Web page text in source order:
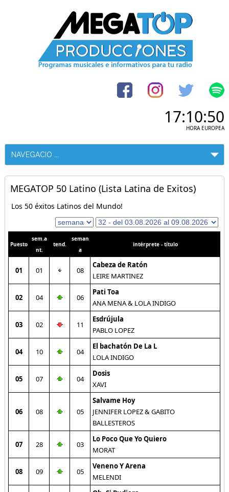
17:10:50
HORA EUROPEA
MEGATOP 50 Latino (Lista Latina de Exitos)
Los 50 éxitos Latinos del Mundo!
Puesto
sem.a
nt.
tend.
seman
a
intérprete - título
01 01 08
Cabeza de Ratón
LEIRE MARTINEZ
02 04 06
Pati Toa
ANA MENA & LOLA INDIGO
03 02 11
Esdrújula
PABLO LOPEZ
04 10 04
El bachatón De La L
LOLA INDIGO
05 07 04
Dosis
XAVI
06 08 05
Salvame Hoy
JENNIFER LOPEZ & GABITO
BALLESTEROS
07 28 03
Lo Poco Que Yo Quiero
MORAT
08 09 05
Veneno Y Arena
MELENDI